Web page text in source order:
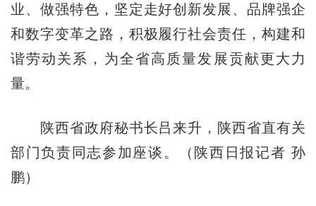
业、做强特色，坚定走好创新发展、品牌强企
和数字变革之路，积极履行社会责任，构建和
谐劳动关系，为全省高质量发展贡献更大力
量。
陕西省政府秘书长吕来升，陕西省直有关
部门负责同志参加座谈。（陕西日报记者 孙
鹏）